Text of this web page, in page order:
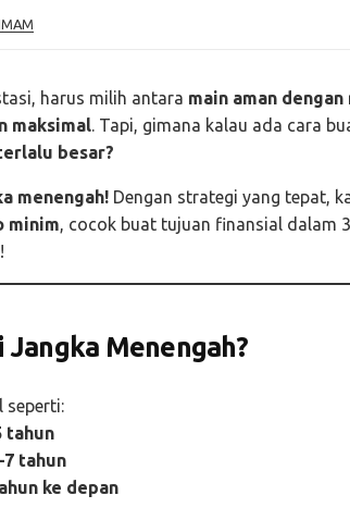
harus milih antara main aman
maksimal. Tapi, gimana kalau ada cara
besar?
menengah! Dengan strategi yang tepat,
minim, cocok buat tujuan finansial dalam
Jangka Menengah?
seperti:
tahun
tahun
ke depan